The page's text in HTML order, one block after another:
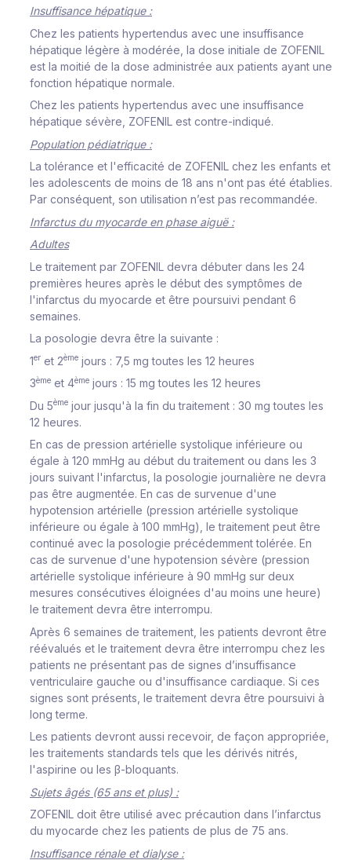
Insuffisance hépatique :
Chez les patients hypertendus avec une insuffisance
hépatique légère à modérée, la dose initiale de ZOFENIL
est la moitié de la dose administrée aux patients ayant une
fonction hépatique normale.
Chez les patients hypertendus avec une insuffisance
hépatique sévère, ZOFENIL est contre-indiqué.
Population pédiatrique :
La tolérance et l'efficacité de ZOFENIL chez les enfants et
les adolescents de moins de 18 ans n'ont pas été établies.
Par conséquent, son utilisation n’est pas recommandée.
Infarctus du myocarde en phase aiguë :
Adultes
Le traitement par ZOFENIL devra débuter dans les 24
premières heures après le début des symptômes de
l'infarctus du myocarde et être poursuivi pendant 6
semaines.
La posologie devra être la suivante :
1er et 2ème jours : 7,5 mg toutes les 12 heures
3ème et 4ème jours : 15 mg toutes les 12 heures
Du 5ème jour jusqu'à la fin du traitement : 30 mg toutes les
12 heures.
En cas de pression artérielle systolique inférieure ou
égale à 120 mmHg au début du traitement ou dans les 3
jours suivant l'infarctus, la posologie journalière ne devra
pas être augmentée. En cas de survenue d'une
hypotension artérielle (pression artérielle systolique
inférieure ou égale à 100 mmHg), le traitement peut être
continué avec la posologie précédemment tolérée. En
cas de survenue d'une hypotension sévère (pression
artérielle systolique inférieure à 90 mmHg sur deux
mesures consécutives éloignées d'au moins une heure)
le traitement devra être interrompu.
Après 6 semaines de traitement, les patients devront être
réévalués et le traitement devra être interrompu chez les
patients ne présentant pas de signes d’insuffisance
ventriculaire gauche ou d'insuffisance cardiaque. Si ces
signes sont présents, le traitement devra être poursuivi à
long terme.
Les patients devront aussi recevoir, de façon appropriée,
les traitements standards tels que les dérivés nitrés,
l'aspirine ou les β-bloquants.
Sujets âgés (65 ans et plus) :
ZOFENIL doit être utilisé avec précaution dans l’infarctus
du myocarde chez les patients de plus de 75 ans.
Insuffisance rénale et dialyse :